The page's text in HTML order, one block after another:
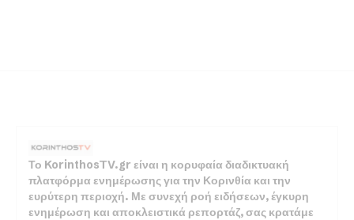
Το KorinthosTV.gr είναι η κορυφαία διαδικτυακή
πλατφόρμα ενημέρωσης για την Κορινθία και την
ευρύτερη περιοχή. Με συνεχή ροή ειδήσεων, έγκυρη
ενημέρωση και αποκλειστικά ρεπορτάζ, σας κρατάμε